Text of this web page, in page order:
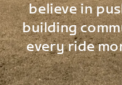
believe in
building
every ride